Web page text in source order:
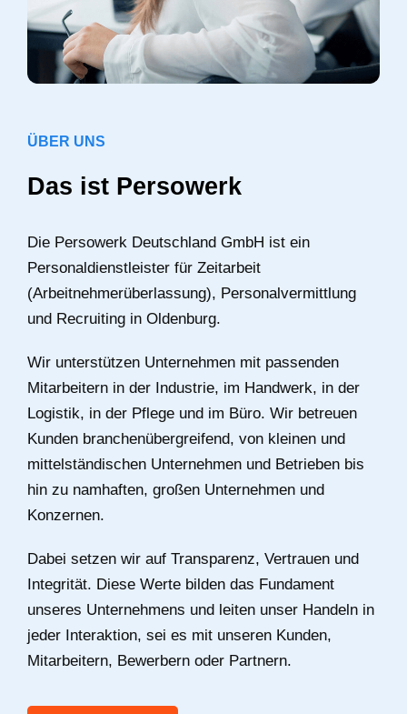
ÜBER UNS
Das ist Persowerk
Die Persowerk Deutschland GmbH ist ein
Personaldienstleister für Zeitarbeit
(Arbeitnehmerüberlassung), Personalvermittlung
und Recruiting in Oldenburg.
Wir unterstützen Unternehmen mit passenden
Mitarbeitern in der Industrie, im Handwerk, in der
Logistik, in der Pflege und im Büro. Wir betreuen
Kunden branchenübergreifend, von kleinen und
mittelständischen Unternehmen und Betrieben bis
hin zu namhaften, großen Unternehmen und
Konzernen.
Dabei setzen wir auf Transparenz, Vertrauen und
Integrität. Diese Werte bilden das Fundament
unseres Unternehmens und leiten unser Handeln in
jeder Interaktion, sei es mit unseren Kunden,
Mitarbeitern, Bewerbern oder Partnern.